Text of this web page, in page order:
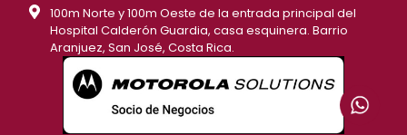
100m Norte y 100m Oeste de la entrada principal del
Hospital Calderón Guardia, casa esquinera. Barrio
Aranjuez, San José, Costa Rica.